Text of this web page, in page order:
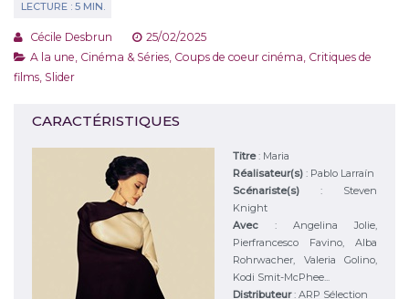
Cécile Desbrun
25/02/2025
A la une Cinéma & Séries Coups de coeur cinéma Critiques de
films Slider
CARACTÉRISTIQUES
Titre: Maria
Réalisateur(s) : Pablo Larraín
Scénariste(s) : Steven
Knight
Avec : Angelina Jolie,
Pierfrancesco Favino, Alba
Rohrwacher, Valeria Golino,
Kodi Smit-McPhee...
Distributeur: ARP Sélection